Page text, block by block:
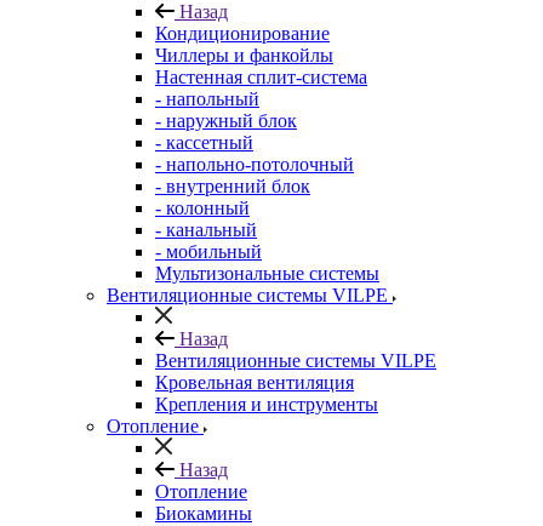
Назад
Кондиционирование
Чиллеры и фанкойлы
Настенная сплит-система
- напольный
- наружный блок
- кассетный
- напольно-потолочный
- внутренний блок
- колонный
- канальный
- мобильный
Мультизональные системы
Вентиляционные системы VILPE
Назад
Вентиляционные системы VILPE
Кровельная вентиляция
Крепления и инструменты
Отопление
Назад
Отопление
Биокамины